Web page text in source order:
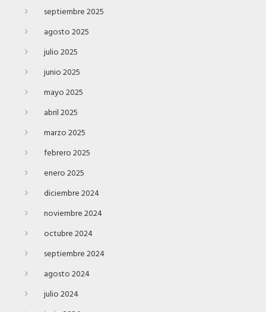
septiembre 2025
agosto 2025
julio 2025
junio 2025
mayo 2025
abril 2025
marzo 2025
febrero 2025
enero 2025
diciembre 2024
noviembre 2024
octubre 2024
septiembre 2024
agosto 2024
julio 2024